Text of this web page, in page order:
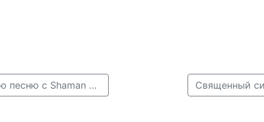
← Сенатор Александр Вайнберг представит новую песню с Shaman ко Дню народного единства